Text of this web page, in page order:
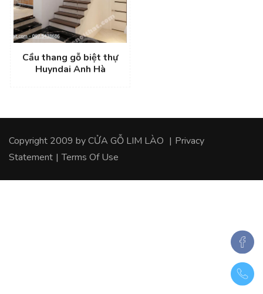
Cầu thang gỗ biệt thự
Huyndai Anh Hà
Copyright 2009 byCỬA GỖ LIM LÀO | Privacy
Statement | Terms Of Use